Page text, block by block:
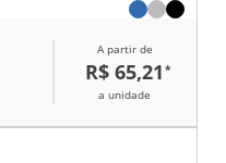
A partir de
R$ 65,21 *
a unidade